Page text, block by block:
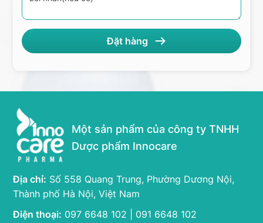
Một sản phẩm của công ty TNHH
Dược phẩm Innocare
Địa chỉ: Số 558 Quang Trung, Phường Dương Nội,
Thành phố Hà Nội, Việt Nam
Điện thoại: 097 6648 102 | 091 6648 102